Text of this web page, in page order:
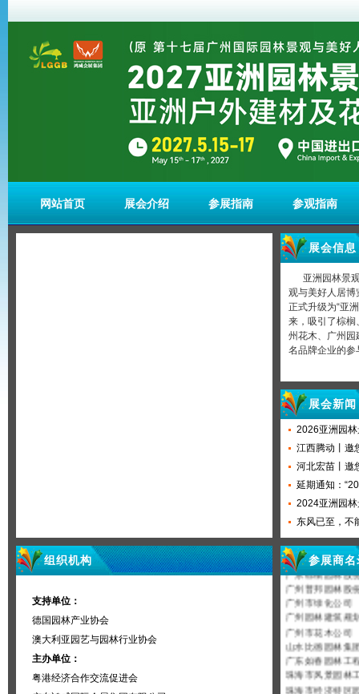
网站首页 展会介绍 参展指南 参观指南
展会信息
亚洲园林景观
观与美好人居
正式升级为“亚
来，吸引了棕榈
州花木、广州
名品牌企业的参
展会新闻
2026亚洲园
球客商
江西腾动丨邀
河北宏苗丨邀
延期通知：
园用品
2024亚洲园
州之约！
东风已至，不
会第二
组织机构
支持单位：
德国园林产业协会
澳大利亚园艺与园林行业协会
主办单位：
粤港经济合作交流促进会
参展商名
广东棕榈园林股
广州普邦园林
广州市绿化公司
广州园林建
广州市花木公司
山水比德
广东如春园
珠海市风景园
珠海市经济特区